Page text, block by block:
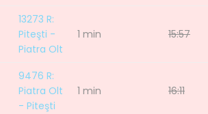
13273 R:
Piteşti -
Piatra Olt
1 min 15:57
9476 R:
Piatra Olt
- Piteşti
1 min 16:11